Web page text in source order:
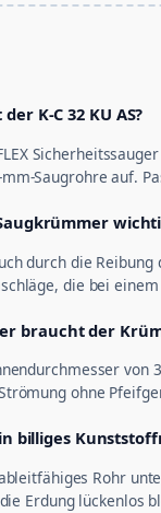
K-C 32 KU AS?
Saugrohre auf.
durch die
die bei
braucht der
ohne
billiges
Rohr
Erdung lückenlos